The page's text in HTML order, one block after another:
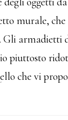
murale, che
armadietti
piuttosto
che vi